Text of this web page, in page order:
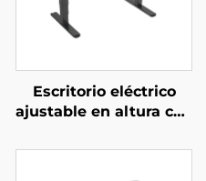
Escritorio eléctrico
ajustable en altura con
cuadradas de 3 etapas